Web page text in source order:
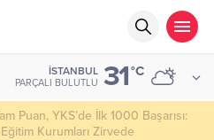
İSTANBUL
PARÇALI BULUTLU 31°C
Bursa Erzurum Dernekleri
25 Maddelik Büyük Vizyon